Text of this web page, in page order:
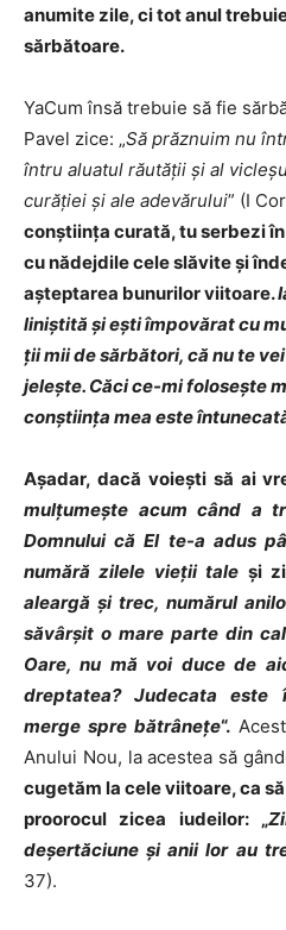
anumite zile, ci tot anul
sărbătoare.
YaCum însă trebuie să fie
Pavel zice: „Să prăznuim nu
întru aluatul răutăţii şi al
curăţiei şi ale adevărului” (I
conştiinţa curată, tu serbezi
cu nădejdile cele slăvite şi
aşteptarea bunurilor viitoare.
liniştită şi eşti împovărat cu
ţii mii de sărbători, că nu te
jeleşte. Căci ce-mi foloseşte
conştiinţa mea este
Aşadar, dacă voieşti să ai
mulţumeşte acum când a
Domnului că El te-a adus
numără zilele vieţii tale şi
aleargă şi trec, numărul
săvârşit o mare parte din
Oare, nu mă voi duce de
dreptatea? Judecata este
merge spre bătrâneţe“.
Anului Nou, la acestea să
cugetăm la cele viitoare, ca
proorocul zicea iudeilor: „
deşertăciune şi anii lor au
37).